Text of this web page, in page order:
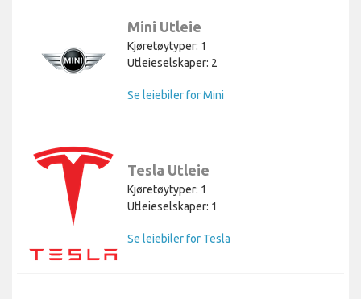
Mini Utleie
Kjøretøytyper: 1
Utleieselskaper: 2
Se leiebiler for Mini
Tesla Utleie
Kjøretøytyper: 1
Utleieselskaper: 1
Se leiebiler for Tesla